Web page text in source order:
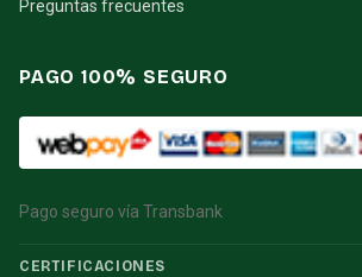
Preguntas frecuentes
PAGO 100% SEGURO
Pago seguro vía Transbank
CERTIFICACIONES